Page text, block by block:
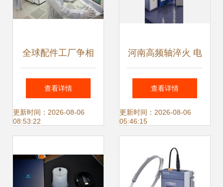
全球配件工厂争相
投资韩国 电子产品
产业的新格局
查看详情
更新时间：2026-08-06
08:53:22
河南高频轴淬火 电
子产品制造中的关
键工艺解析
查看详情
更新时间：2026-08-06
05:46:15